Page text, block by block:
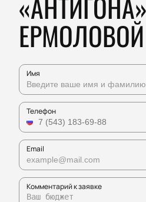
ЕРМОЛОВОЙ
Имя
Телефон
Email
Комментарий к заявке